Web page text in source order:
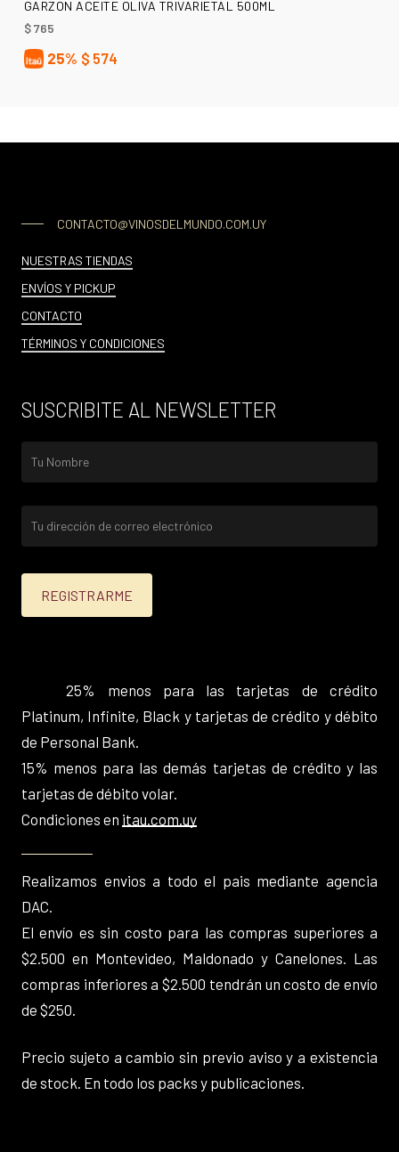
GARZON ACEITE OLIVA TRIVARIETAL 500ML
$765
25% $ 574
CONTACTO@VINOSDELMUNDO.COM.UY
NUESTRAS TIENDAS
ENVÍOS Y PICKUP
CONTACTO
TÉRMINOS Y CONDICIONES
SUSCRIBITE AL NEWSLETTER
25% menos para las tarjetas de crédito
Platinum, Infinite, Black y tarjetas de crédito y débito
de Personal Bank.
15% menos para las demás tarjetas de crédito y las
tarjetas de débito volar.
Condiciones en itau.com.uy
Realizamos envios a todo el pais mediante agencia
DAC.
El envío es sin costo para las compras superiores a
$2.500 en Montevideo, Maldonado y Canelones. Las
compras inferiores a $2.500 tendrán un costo de envío
de $250.
Precio sujeto a cambio sin previo aviso y a existencia
de stock. En todo los packs y publicaciones.